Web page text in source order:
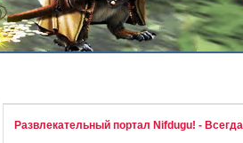
Развлекательный портал Nifdugu! -